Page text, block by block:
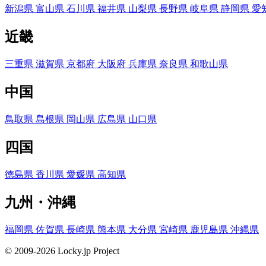
新潟県 富山県 石川県 福井県 山梨県 長野県 岐阜県 静岡県 愛
近畿
三重県 滋賀県 京都府 大阪府 兵庫県 奈良県 和歌山県
中国
鳥取県 島根県 岡山県 広島県 山口県
四国
徳島県 香川県 愛媛県 高知県
九州・沖縄
福岡県 佐賀県 長崎県 熊本県 大分県 宮崎県 鹿児島県 沖縄県
© 2009-2026 Locky.jp Project